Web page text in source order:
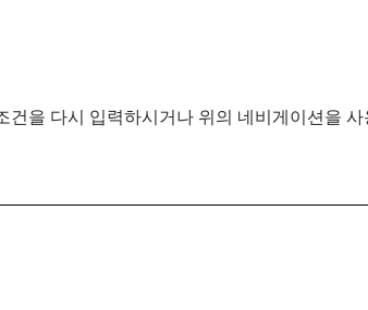
을 다시 입력하시거나 위의 네비게이션을